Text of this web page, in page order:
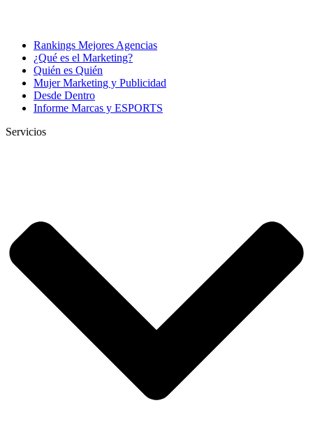
Rankings Mejores Agencias
¿Qué es el Marketing?
Quién es Quién
Mujer Marketing y Publicidad
Desde Dentro
Informe Marcas y ESPORTS
Servicios